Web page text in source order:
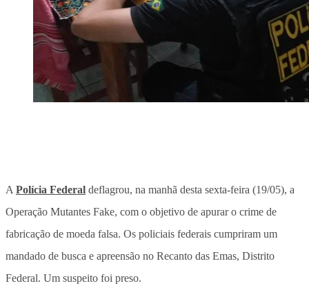
A Polícia Federal deflagrou, na manhã desta sexta-feira (19/05), a
Operação Mutantes Fake, com o objetivo de apurar o crime de
fabricação de moeda falsa. Os policiais federais cumpriram um
mandado de busca e apreensão no Recanto das Emas, Distrito
Federal. Um suspeito foi preso.